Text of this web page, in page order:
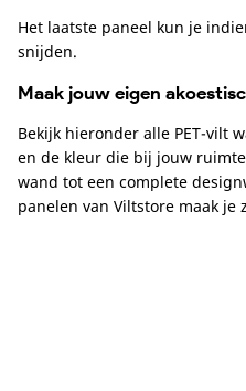
Het laatste paneel kun je
snijden.
Maak jouw eigen
Bekijk hieronder alle PET-vilt
en de kleur die bij jouw
wand tot een complete
panelen van Viltstore maak je